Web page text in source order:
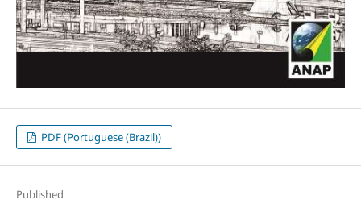
PDF (Portuguese (Brazil))
Published